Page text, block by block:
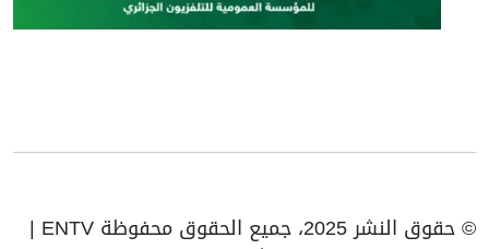
© حقوق النشر 2025، جميع الحقوق محفوظة ENTV |